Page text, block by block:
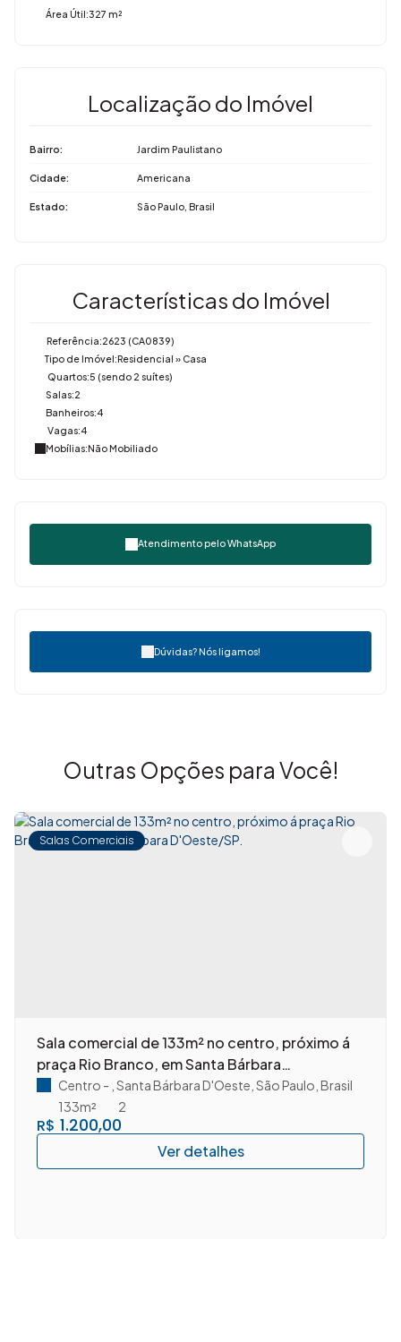
Área Útil:327 m²
Localização do Imóvel
Bairro: Jardim Paulistano
Cidade: Americana
Estado: São Paulo, Brasil
Características do Imóvel
Referência:2623 (CA0839)
Tipo de Imóvel:Residencial » Casa
Quartos:5 (sendo 2 suítes)
Salas:2
Banheiros:4
Vagas:4
Mobílias:Não Mobiliado
Atendimento peloWhatsApp
Dúvidas? Nós ligamos!
Outras Opções para Você!
Salas Comerciais
Sala comercial de 133m² no centro, próximo á
praça Rio Branco, em Santa Bárbara
D'Oeste/SP.
R$ 1.200,00
Centro Santa Bárbara D'Oeste São Paulo Brasil
2
133m²